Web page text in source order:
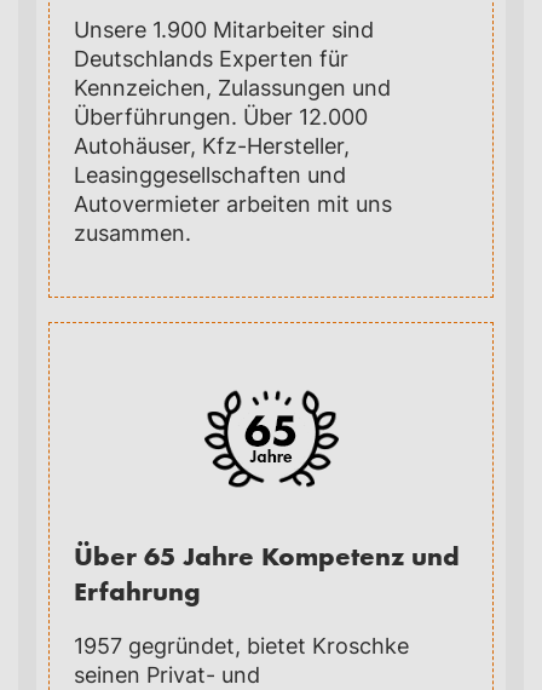
Unsere 1.900 Mitarbeiter sind
Deutschlands Experten für
Kennzeichen, Zulassungen und
Überführungen. Über 12.000
Autohäuser, Kfz-Hersteller,
Leasinggesellschaften und
Autovermieter arbeiten mit uns
zusammen.
Über 65 Jahre Kompetenz und
Erfahrung
1957 gegründet, bietet Kroschke
seinen Privat- und